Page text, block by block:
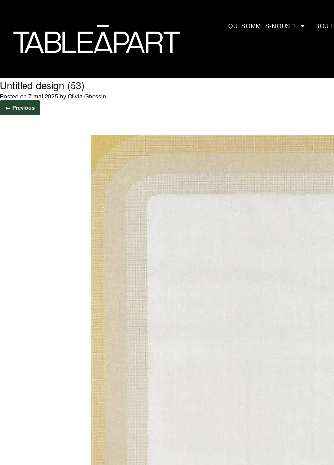
QUI SOMMES-NOUS ?
Untitled design (53)
Posted on 7 mai 2025 byOlivia Gbessin
← Previous